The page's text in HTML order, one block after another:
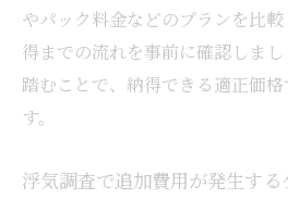
調査費用を抑えたい方に知
浮気調査の費用を抑え
無駄な費用を避ける浮
やパック料金などのプランを比
得までの流れを事前に確認しま
踏むことで、納得できる適正価
す。
浮気調査で追加費用が発生する